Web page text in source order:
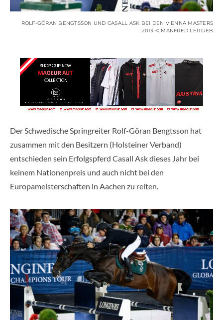
ROLF-GÖRAN BENGTSSON UND CASALL ASK BEI DEN VIENNA MASTERS
2013 © MANFRED LEITGEB
Der Schwedische Springreiter Rolf-Göran Bengtsson hat
zusammen mit den Besitzern (Holsteiner Verband)
entschieden sein Erfolgspferd Casall Ask dieses Jahr bei
keinem Nationenpreis und auch nicht bei den
Europameisterschaften in Aachen zu reiten.